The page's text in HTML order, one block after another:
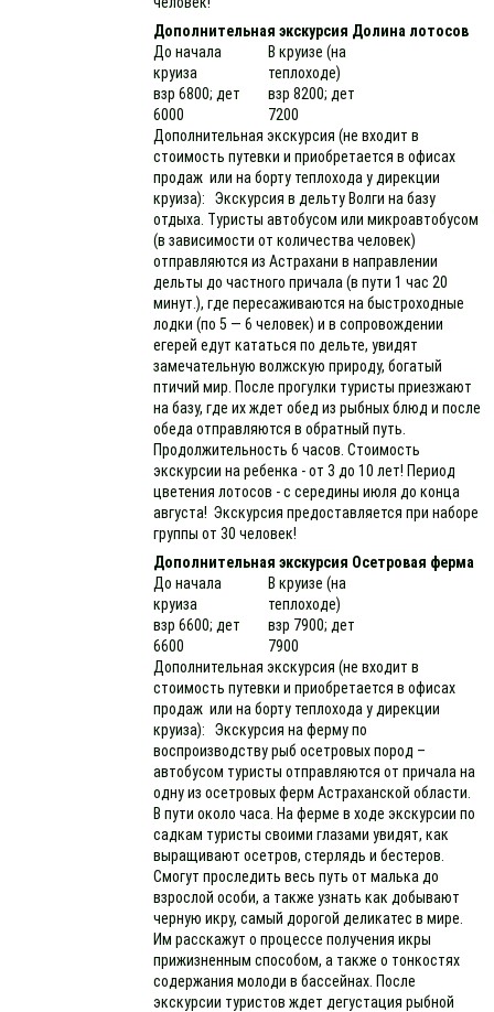
Дополнительная экскурсия Долина лотосов
До начала
круиза
взр 6800; дет
6000
В круизе (на
теплоходе)
взр 8200; дет
7200
Дополнительная экскурсия (не входит в
стоимость путевки и приобретается в офисах
продаж или на борту теплохода у дирекции
круиза): Экскурсия в дельту Волги на базу
отдыха. Туристы автобусом или микроавтобусом
(в зависимости от количества человек)
отправляются из Астрахани в направлении
дельты до частного причала (в пути 1 час 20
минут.), где пересаживаются на быстроходные
лодки (по 5 — 6 человек) и в сопровождении
егерей едут кататься по дельте, увидят
замечательную волжскую природу, богатый
птичий мир. После прогулки туристы приезжают
на базу, где их ждет обед из рыбных блюд и после
обеда отправляются в обратный путь.
Продолжительность 6 часов. Стоимость
экскурсии на ребенка - от 3 до 10 лет! Период
цветения лотосов - с середины июля до конца
августа! Экскурсия предоставляется при наборе
группы от 30 человек!
Дополнительная экскурсия Осетровая ферма
До начала
круиза
взр 6600; дет
6600
В круизе (на
теплоходе)
взр 7900; дет
7900
Дополнительная экскурсия (не входит в
стоимость путевки и приобретается в офисах
продаж или на борту теплохода у дирекции
круиза): Экскурсия на ферму по
воспроизводству рыб осетровых пород –
автобусом туристы отправляются от причала на
одну из осетровых ферм Астраханской области.
В пути около часа. На ферме в ходе экскурсии по
садкам туристы своими глазами увидят, как
выращивают осетров, стерлядь и бестеров.
Смогут проследить весь путь от малька до
взрослой особи, а также узнать как добывают
черную икру, самый дорогой деликатес в мире.
Им расскажут о процессе получения икры
прижизненным способом, а также о тонкостях
содержания молоди в бассейнах. После
экскурсии туристов ждет дегустация рыбной